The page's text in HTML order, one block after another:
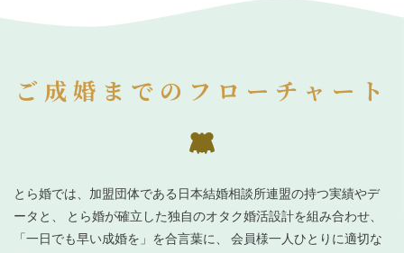
ご成婚までのフローチャート
とら婚では、加盟団体である日本結婚相談所連盟の持つ実績やデ
ータと、 とら婚が確立した独自のオタク婚活設計を組み合わせ、
「一日でも早い成婚を」を合言葉に、 会員様一人ひとりに適切な